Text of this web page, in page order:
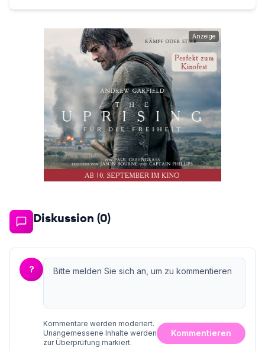
Anzeige
Diskussion (0)
?
Kommentare werden moderiert.
Unangemessene Inhalte werden
zur Überprüfung markiert.
Kommentieren